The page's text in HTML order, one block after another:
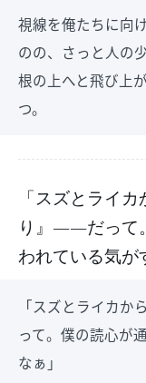
視線を俺たちに向
のの、さっと人の
根の上へと飛び上
つ。
「スズとライ
り』――だって
われている気が
「スズとライカ
って。僕の読心が
なぁ」